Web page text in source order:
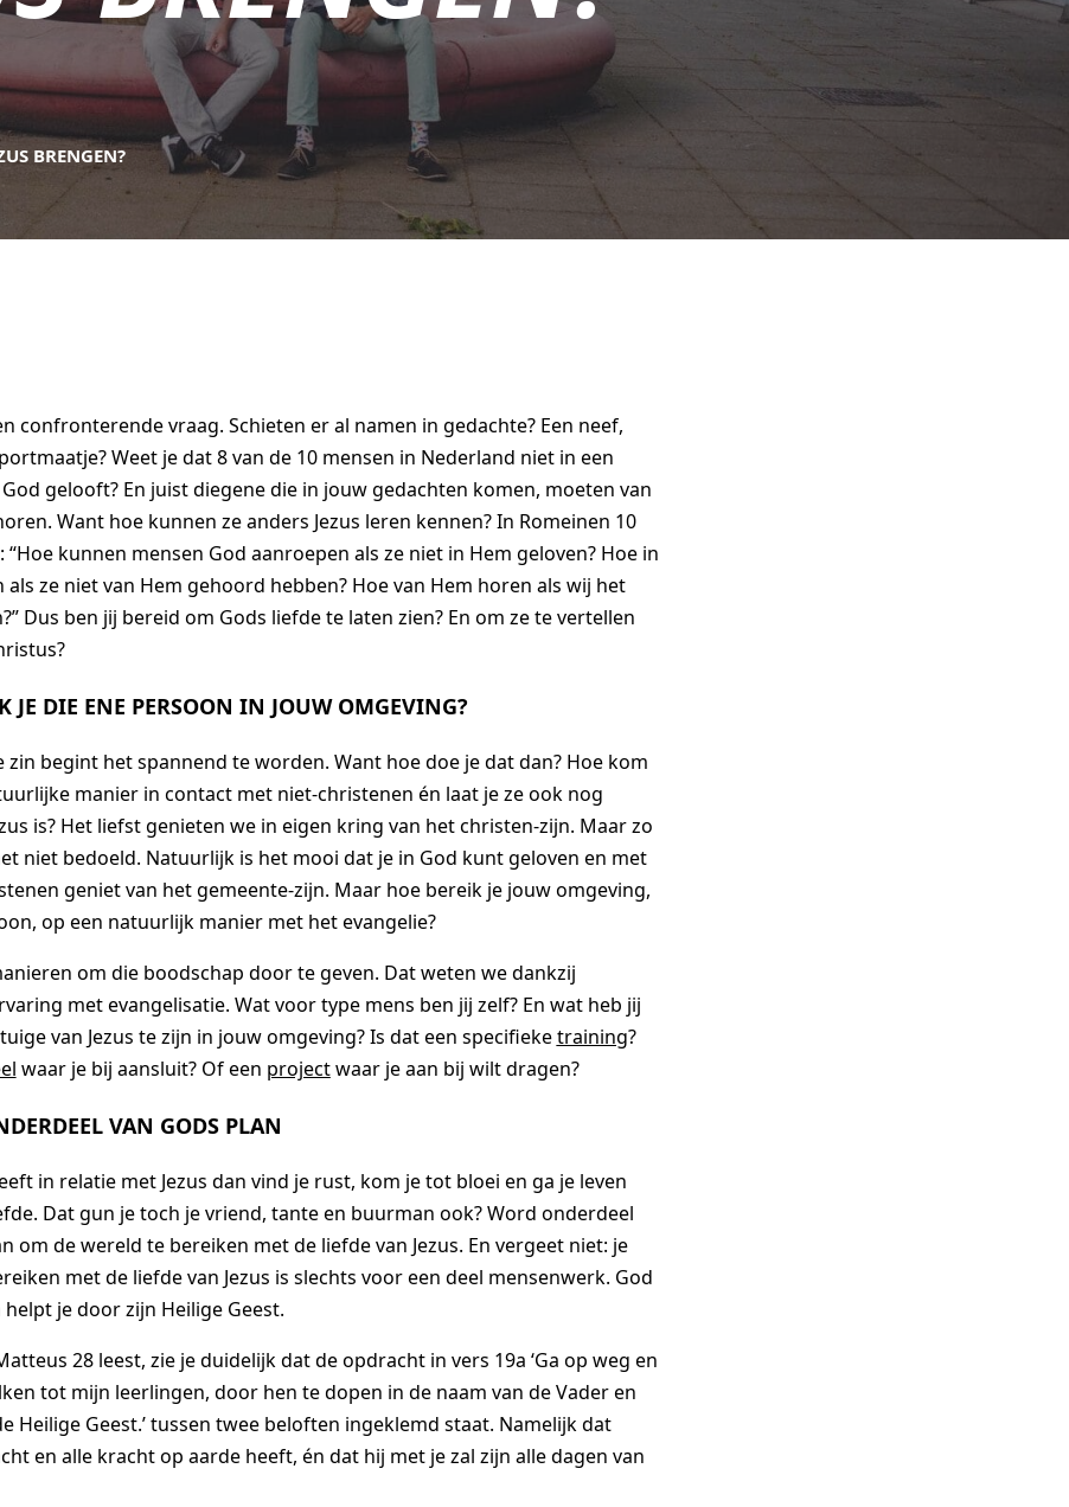
BRENGEN?
confronterende vraag. Schieten er al namen in gedachte? Een neef,
Weet je dat 8 van de 10 mensen in Nederland niet in een
gelooft? En juist diegene die in jouw gedachten komen, moeten van
Want hoe kunnen ze anders Jezus leren kennen? In Romeinen 10
“Hoe kunnen mensen God aanroepen als ze niet in Hem geloven? Hoe in
als ze niet van Hem gehoord hebben? Hoe van Hem horen als wij het
Dus ben jij bereid om Gods liefde te laten zien? En om ze te vertellen
JE DIE ENE PERSOON IN JOUW OMGEVING?
zin begint het spannend te worden. Want hoe doe je dat dan? Hoe kom
manier in contact met niet-christenen én laat je ze ook nog
is? Het liefst genieten we in eigen kring van het christen-zijn. Maar zo
niet bedoeld. Natuurlijk is het mooi dat je in God kunt geloven en met
geniet van het gemeente-zijn. Maar hoe bereik je jouw omgeving,
op een natuurlijk manier met het evangelie?
om die boodschap door te geven. Dat weten we dankzij
met evangelisatie. Wat voor type mens ben jij zelf? En wat heb jij
van Jezus te zijn in jouw omgeving? Is dat een specifieketraining?
waar je bij aansluit? Of een projectwaar je aan bij wilt dragen?
VAN GODS PLAN
in relatie met Jezus dan vind je rust, kom je tot bloei en ga je leven
Dat gun je toch je vriend, tante en buurman ook? Word onderdeel
om de wereld te bereiken met de liefde van Jezus. En vergeet niet: je
met de liefde van Jezus is slechts voor een deel mensenwerk. God
je door zijn Heilige Geest.
28 leest, zie je duidelijk dat de opdracht in vers 19a ‘Ga op weg en
tot mijn leerlingen, door hen te dopen in de naam van de Vader en
Heilige Geest.’ tussen twee beloften ingeklemd staat. Namelijk dat
en alle kracht op aarde heeft, én dat hij met je zal zijn alle dagen van